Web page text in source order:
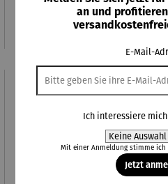
26,00
an und
E-Mail-
Ich interessiere
Mit einer Anmeldung stimme ich
Jetzt